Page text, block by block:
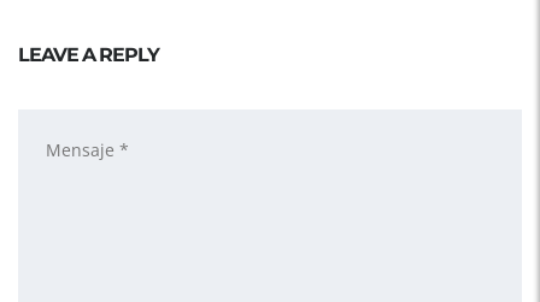
LEAVE A REPLY